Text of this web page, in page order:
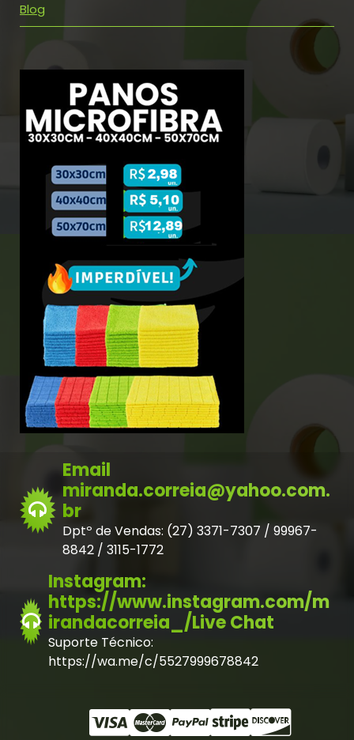
Blog
Email
miranda.correia@yahoo.com.
br
Dptº de Vendas: (27) 3371-7307 / 99967-
8842 / 3115-1772
Instagram:
https://www.instagram.com/m
irandacorreia_/Live Chat
Suporte Técnico:
https://wa.me/c/5527999678842